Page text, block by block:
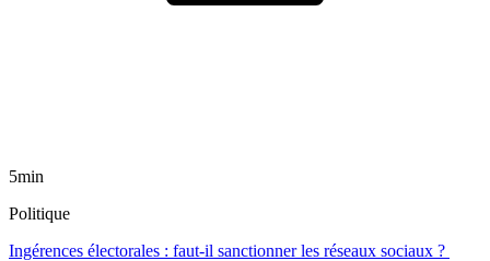
5min
Politique
Ingérences électorales : faut-il sanctionner les réseaux sociaux ?